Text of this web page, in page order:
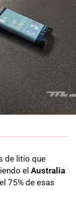
de litio que
el Australia
75% de esas